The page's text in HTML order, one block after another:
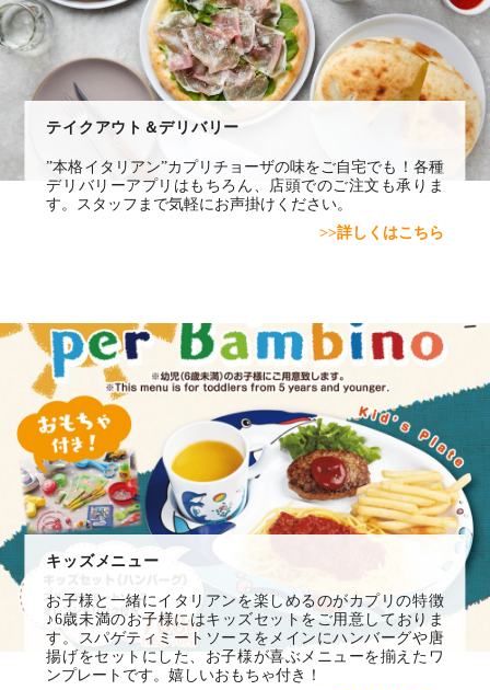
キッズメニュー
お子様と一緒にイタリアンを楽しめるのがカプリの特徴
♪6歳未満のお子様にはキッズセットをご用意しておりま
す。スパゲティミートソースをメインにハンバーグや唐
揚げをセットにした、お子様が喜ぶメニューを揃えたワ
ンプレートです。嬉しいおもちゃ付き！
テイクアウト＆デリバリー
”本格イタリアン”カプリチョーザの味をご自宅でも！各種
デリバリーアプリはもちろん、店頭でのご注文も承りま
す。スタッフまで気軽にお声掛けください。
>>詳しくはこちら